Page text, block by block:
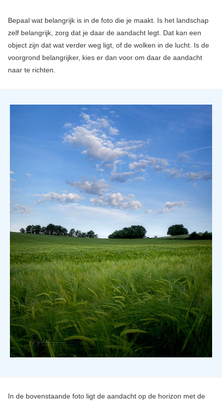
Bepaal wat belangrijk is in de foto die je maakt. Is het landschap
zelf belangrijk, zorg dat je daar de aandacht legt. Dat kan een
object zijn dat wat verder weg ligt, of de wolken in de lucht. Is de
voorgrond belangrijker, kies er dan voor om daar de aandacht
naar te richten.
In de bovenstaande foto ligt de aandacht op de horizon met de